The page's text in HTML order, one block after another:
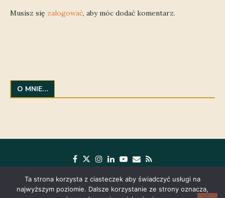
Musisz się zalogować, aby móc dodać komentarz.
O MNIE…
Ta strona korzysta z ciasteczek aby świadczyć usługi na
najwyższym poziomie. Dalsze korzystanie ze strony oznacza,